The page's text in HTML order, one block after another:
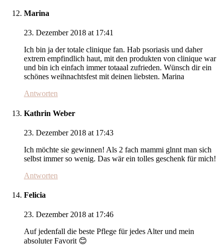
Marina
23. Dezember 2018 at 17:41
Ich bin ja der totale clinique fan. Hab psoriasis und daher
extrem empfindlich haut, mit den produkten von clinique war
und bin ich einfach immer totaaal zufrieden. Wünsch dir ein
schönes weihnachtsfest mit deinen liebsten. Marina
Antworten
Kathrin Weber
23. Dezember 2018 at 17:43
Ich möchte sie gewinnen! Als 2 fach mammi glnnt man sich
selbst immer so wenig. Das wär ein tolles geschenk für mich!
Antworten
Felicia
23. Dezember 2018 at 17:46
Auf jedenfall die beste Pflege für jedes Alter und mein
absoluter Favorit 😊